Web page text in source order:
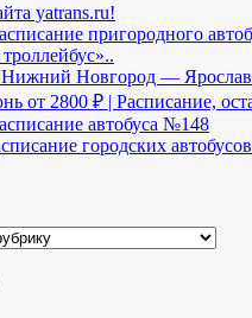
yatrans.ru!
пригородного
Новгород —
от 2800 ₽ | Расписание,
автобуса №148
городских автобусов